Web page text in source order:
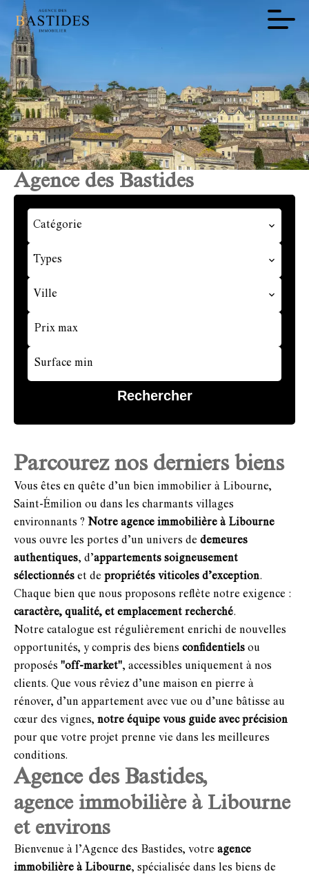
Agence des Bastides
Catégorie
Types
Ville
Rechercher
Parcourez nos derniers biens
Vous êtes en quête d’un bien immobilier à Libourne,
Saint-Émilion ou dans les charmants villages
environnants ? Notre agence immobilière à Libourne
vous ouvre les portes d’un univers de demeures
authentiques, d’appartements soigneusement
sélectionnés et de propriétés viticoles d’exception.
Chaque bien que nous proposons reflète notre exigence :
caractère, qualité, et emplacement recherché.
Notre catalogue est régulièrement enrichi de nouvelles
opportunités, y compris des biens confidentiels ou
proposés "off-market", accessibles uniquement à nos
clients. Que vous rêviez d’une maison en pierre à
rénover, d’un appartement avec vue ou d’une bâtisse au
cœur des vignes, notre équipe vous guide avec précision
pour que votre projet prenne vie dans les meilleures
conditions.
Agence des Bastides,
agence immobilière à Libourne
et environs
Bienvenue à l’Agence des Bastides, votre agence
immobilière à Libourne, spécialisée dans les biens de